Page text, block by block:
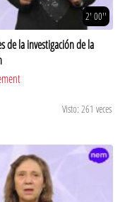
2' 00''
de la investigación de la
Visto: 261 veces